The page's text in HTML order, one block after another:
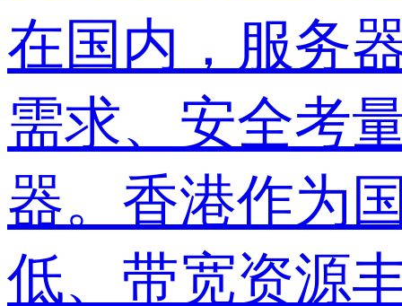
在国内，服务
需求、安全考
器。香港作为
低、带宽资源